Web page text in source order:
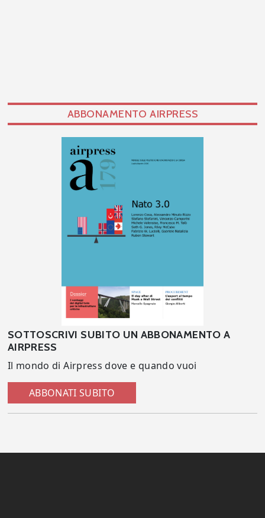
ABBONAMENTO AIRPRESS
SOTTOSCRIVI SUBITO UN ABBONAMENTO A
AIRPRESS
Il mondo di Airpress dove e quando vuoi
ABBONATI SUBITO